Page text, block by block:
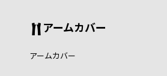
アームカバー
アームカバー